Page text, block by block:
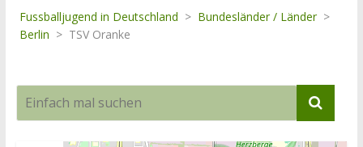
Fussballjugend in Deutschland > Bundesländer / Länder >
Berlin > TSV Oranke